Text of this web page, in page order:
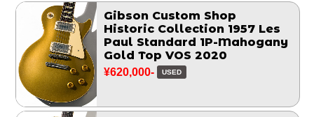
Gibson Custom Shop
Historic Collection 1957 Les
Paul Standard 1P-Mahogany
Gold Top VOS 2020
¥620,000- USED